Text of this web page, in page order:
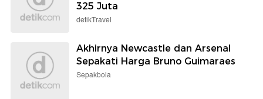
325 Juta
detikTravel
Akhirnya Newcastle dan Arsenal
Sepakati Harga Bruno Guimaraes
Sepakbola